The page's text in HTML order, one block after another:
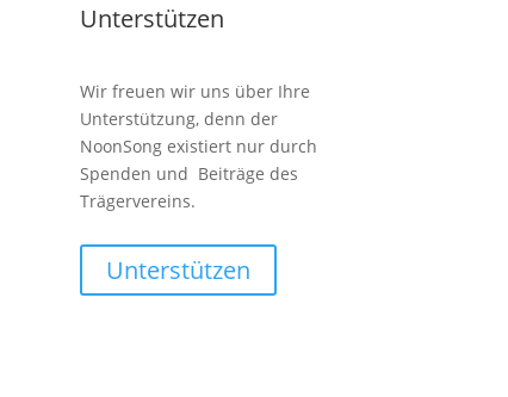
Unterstützen
Wir freuen wir uns über Ihre
Unterstützung, denn der
NoonSong existiert nur durch
Spenden und Beiträge des
Trägervereins.
Unterstützen